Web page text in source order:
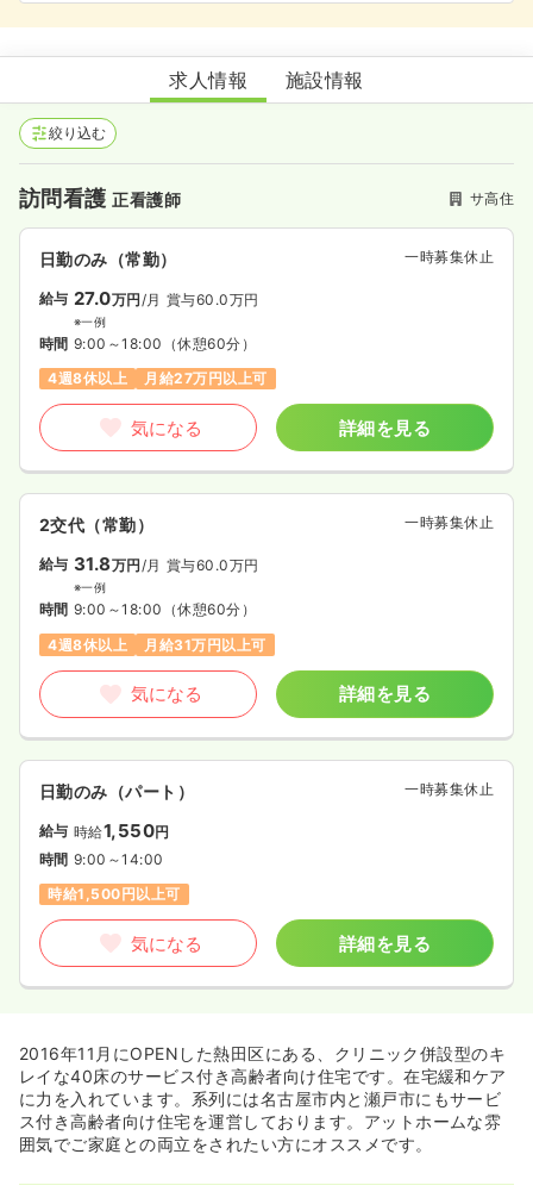
まごころの杜
求人情報 施設情報
絞り込む
訪問看護正看護師 サ高住
日勤のみ（常勤） 一時募集休止
給与 27.0万円/月 賞与60.0万円
※一例
時間 9:00～18:00 （休憩60分）
4週8休以上
月給27万円以上可
気になる 詳細を見る
2交代（常勤） 一時募集休止
給与 31.8万円/月 賞与60.0万円
※一例
時間 9:00～18:00 （休憩60分）
4週8休以上
月給31万円以上可
気になる 詳細を見る
日勤のみ（パート） 一時募集休止
給与 時給1,550円
時間 9:00～14:00
時給1,500円以上可
気になる 詳細を見る
2016年11月にOPENした熱田区にある、クリニック併設型のキ
レイな40床のサービス付き高齢者向け住宅です。在宅緩和ケア
に力を入れています。系列には名古屋市内と瀬戸市にもサービ
ス付き高齢者向け住宅を運営しております。アットホームな雰
囲気でご家庭との両立をされたい方にオススメです。